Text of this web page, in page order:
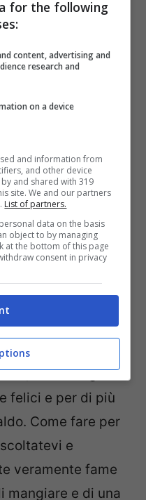
abbiamo un
fatto che le
che è molto più
tempo, la
e noi ci
ci
estivi sono
rimane come
“buttarci” sul
cosa che ci
più rapidamente
noi e quindi
automatico,
voler rifugiarci
felici e per di più
Come fare per
e
veramente fame
mangiare e di una
for the following
content, advertising and
research and
on a device
and information from
and other device
and shared with 319
site. We and our partners
List of partners.
data on the basis
object to by managing
at the bottom of this page
consent in privacy